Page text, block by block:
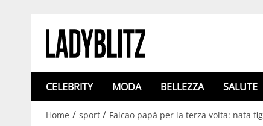
CELEBRITY MODA BELLEZZA SALUTE
Home / sport / Falcao papà per la terza volta: nata